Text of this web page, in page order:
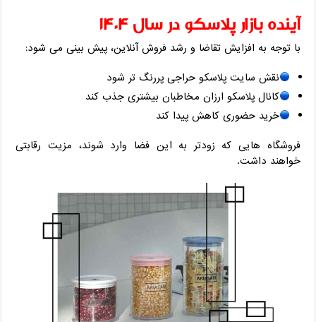
آینده بازار پلاسکو در سال 1404
با توجه به افزایش تقاضا و رشد فروش آنلاین، پیش ‌بینی می‌ شود:
نقش سایت پلاسکو حراجی پررنگ ‌تر شود
کانال پلاسکو ارزان مخاطبان بیشتری جذب کند
خرید حضوری کاهش پیدا کند
فروشگاه ‌هایی که زودتر به این فضا وارد شوند، مزیت رقابتی
خواهند داشت.